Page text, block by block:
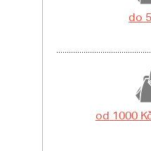
do
od 1000